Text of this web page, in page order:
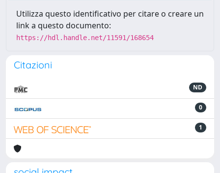
Utilizza questo identificativo per citare o creare un
link a questo documento:
https://hdl.handle.net/11591/168654
Citazioni
ND
0
1